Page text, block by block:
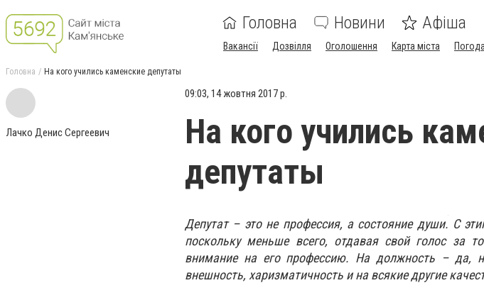
Головна Новини Афіша
Вакансії Дозвілля Оголошення Карта міста Погода
Головна На кого учились каменские депутаты
Лачко Денис Сергеевич
09:03, 14 жовтня 2017 р.
На кого учились
депутаты
Депутат – это не профессия, а состояние души. С
поскольку меньше всего, отдавая свой голос за
внимание на его профессию. На должность – да,
внешность, харизматичность и на всякие другие